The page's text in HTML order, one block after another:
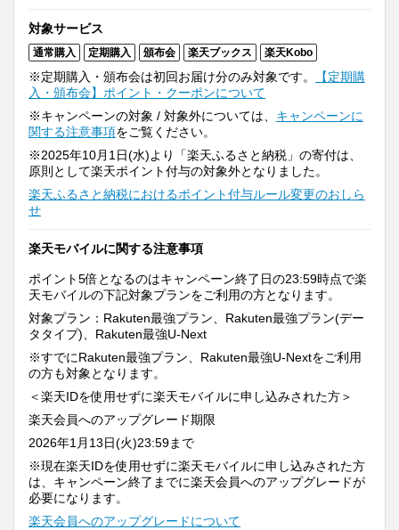
対象サービス
通常購入 定期購入 頒布会 楽天ブックス 楽天Kobo
※定期購入・頒布会は初回お届け分のみ対象です。
【定期購
入・頒布会】ポイント・クーポンについて
※キャンペーンの対象 / 対象外については、 キャンペーンに
関する注意事項をご覧ください。
※2025年10月1日(水)より「楽天ふるさと納税」の寄付は、
原則として楽天ポイント付与の対象外となりました。
楽天ふるさと納税におけるポイント付与ルール変更のおしら
せ
楽天モバイルに関する注意事項
ポイント5倍となるのはキャンペーン終了日の23:59時点で楽
天モバイルの下記対象プランをご利用の方となります。
対象プラン：Rakuten最強プラン、Rakuten最強プラン(デー
タタイプ)、Rakuten最強U-Next
※すでにRakuten最強プラン、Rakuten最強U-Nextをご利用
の方も対象となります。
＜楽天IDを使用せずに楽天モバイルに申し込みされた方＞
楽天会員へのアップグレード期限
2026年1月13日(火)23:59まで
※現在楽天IDを使用せずに楽天モバイルに申し込みされた方
は、キャンペーン終了までに楽天会員へのアップグレードが
必要になります。
楽天会員へのアップグレードについて